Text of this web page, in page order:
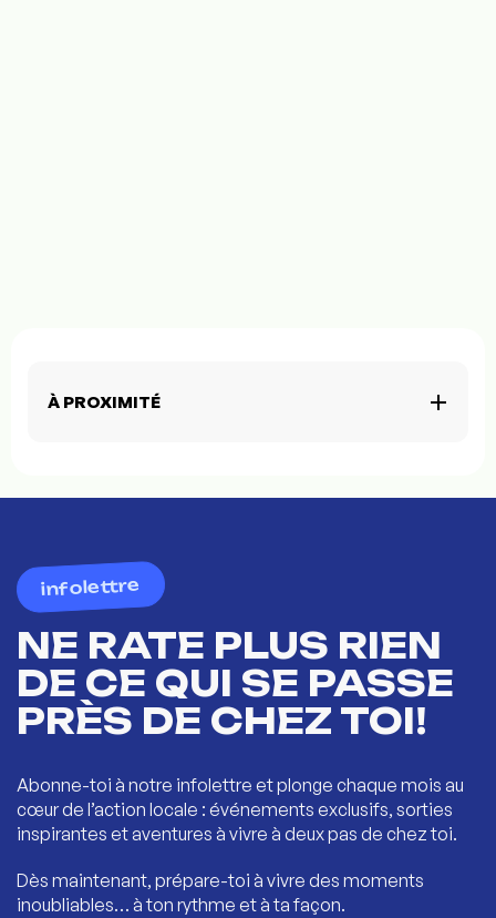
À PROXIMITÉ
infolettre
NE RATE PLUS RIEN
DE CE QUI SE PASSE
PRÈS DE CHEZ TOI!
Abonne-toi à notre infolettre et plonge chaque mois au
cœur de l’action locale : événements exclusifs, sorties
inspirantes et aventures à vivre à deux pas de chez toi.
Dès maintenant, prépare-toi à vivre des moments
inoubliables… à ton rythme et à ta façon.